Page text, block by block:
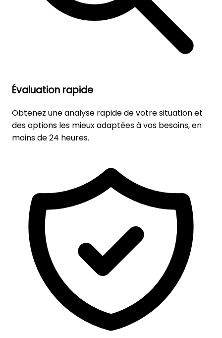
Évaluation rapide
Obtenez une analyse rapide de votre situation et
des options les mieux adaptées à vos besoins, en
moins de 24 heures.